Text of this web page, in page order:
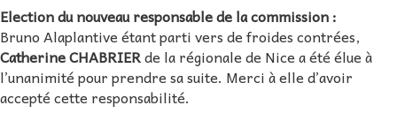
Election du nouveau responsable de la commission :
Bruno Alaplantive étant parti vers de froides contrées,
Catherine CHABRIERde la régionale de Nice a été élue à
l’unanimité pour prendre sa suite. Merci à elle d’avoir
accepté cette responsabilité.